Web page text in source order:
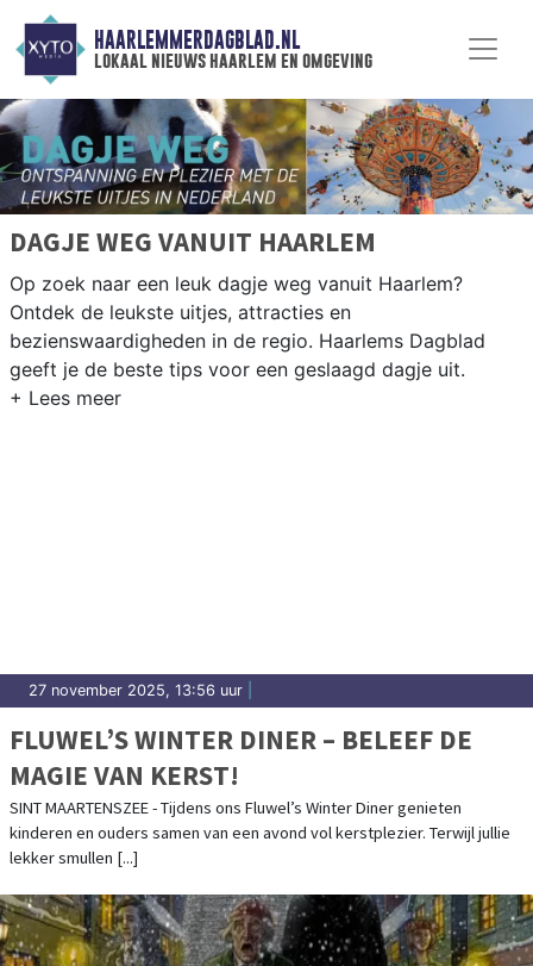
HAARLEMMERDAGBLAD.NL
lokaal nieuws haarlem en omgeving
DAGJE WEG VANUIT HAARLEM
Op zoek naar een leuk dagje weg vanuit Haarlem?
Ontdek de leukste uitjes, attracties en
bezienswaardigheden in de regio. Haarlems Dagblad
geeft je de beste tips voor een geslaagd dagje uit.
27 november 2025, 13:56 uur
FLUWEL’S WINTER DINER – BELEEF DE
MAGIE VAN KERST!
SINT MAARTENSZEE - Tijdens ons Fluwel’s Winter Diner genieten
kinderen en ouders samen van een avond vol kerstplezier. Terwijl jullie
lekker smullen [...]